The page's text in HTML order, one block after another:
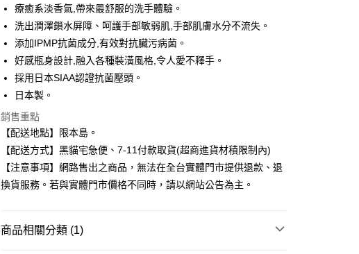
合作金庫商業銀行
第一商業銀行
華南商業銀行
彰化商業銀行
國泰世華商業銀行
兆豐國際商業銀行
臺灣中小企業銀行
台中商業銀行
匯豐（台灣）商業銀行
聯邦商業銀行
玉山商業銀行
台新國際商業銀行
台灣樂天信用卡公司
超商取貨付款
Apple Pay
悠遊付
Google Pay
全盈+PAY
大哥付你分期
1.本服務由台灣大哥大提供，台灣大哥大用戶可立即使用無須另外申請。
ATM付款
療癒系淡香氣,帶來最舒服的洗手體驗。
洗出潤澤鎖水屏障、呵護手部敏弱肌,手部肌膚水分不流失。
添加IPMP抗菌成分,有效對抗臟污病菌。
好感瓶身設計,融入各種裝潢風格,令人愛不釋手。
採用日本SIAA認證抗菌壓頭。
日本製。
銷售重點
【配送地點】限本島。
【配送方式】黑貓宅急便、7-11付款取貨(超商進貨材積限制內)
【注意事項】網路售出之商品，無法在全台實體門市提供退款、退
換貨服務。若與實體門市價格不同時，請以網站公告為主。
商品相關分類 (1)